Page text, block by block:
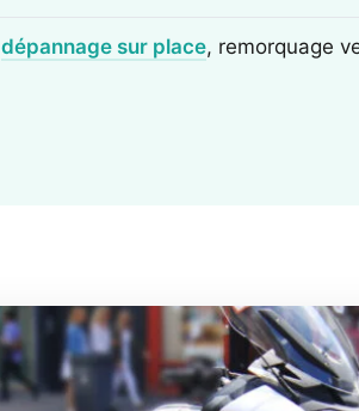
dépannage sur place, remorquage